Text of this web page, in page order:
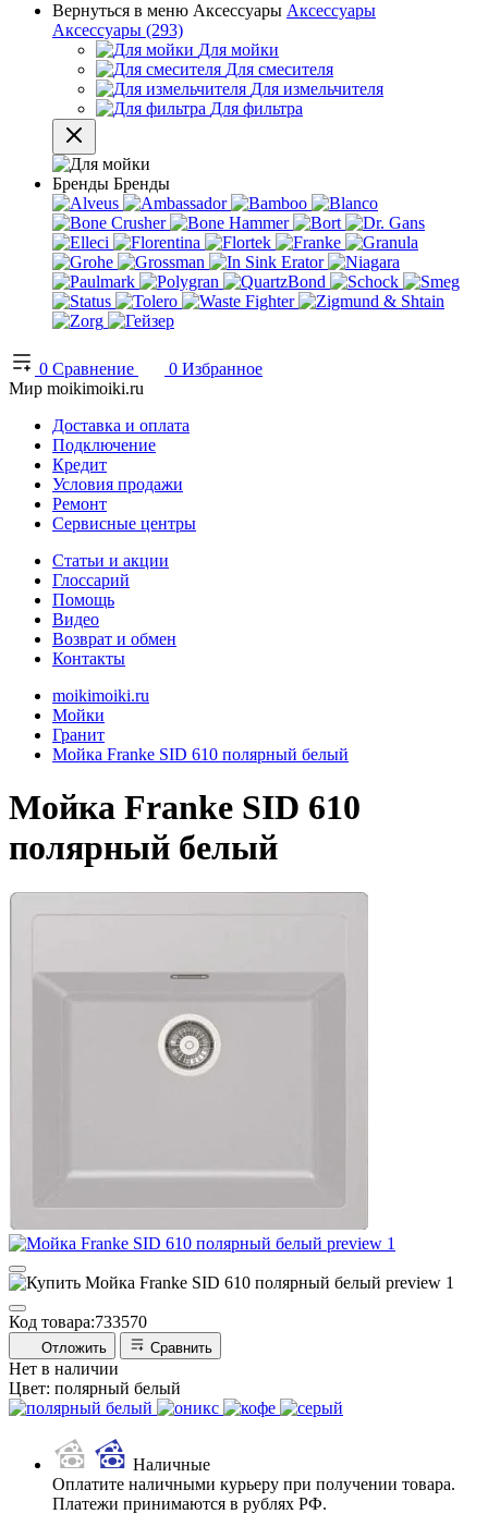
Вернуться в меню Аксессуары Аксессуары
Аксессуары (293)
Для мойки
Для смесителя
Для измельчителя
Для фильтра
Бренды Бренды
0 Сравнение 0 Избранное
Мир moikimoiki.ru
Доставка и оплата
Подключение
Кредит
Условия продажи
Ремонт
Сервисные центры
Статьи и акции
Глоссарий
Помощь
Видео
Возврат и обмен
Контакты
moikimoiki.ru
Мойки
Гранит
Мойка Franke SID 610 полярный белый
Мойка Franke SID 610
полярный белый
Код товара:733570
Отложить Сравнить
Нет в наличии
Цвет: полярный белый
Наличные
Оплатите наличными курьеру при получении товара.
Платежи принимаются в рублях РФ.